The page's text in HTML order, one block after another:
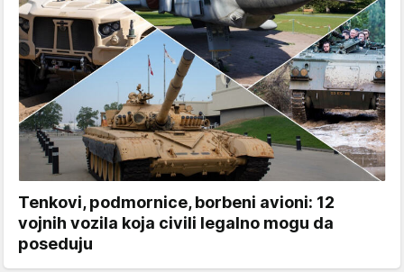
Tenkovi, podmornice, borbeni avioni: 12
vojnih vozila koja civili legalno mogu da
poseduju